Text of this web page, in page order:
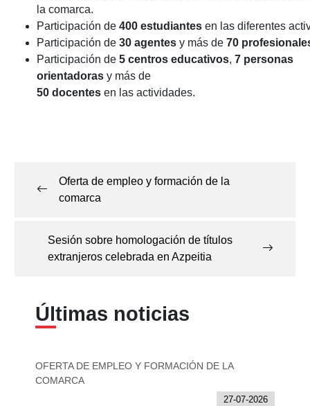
la comarca.
Participación de 400 estudiantesen las diferentes
Participación de 30 agentes y más de 70
Participación de 5centros educativos, 7personas
orientadorasy más de
50docentesen las actividades.
entradas
Oferta de empleo y formación de la
comarca
Sesión sobre homologación de títulos
extranjeros celebrada en Azpeitia
Últimas noticias
OFERTA DE EMPLEO Y FORMACIÓN DE LA
COMARCA
27-07-2026